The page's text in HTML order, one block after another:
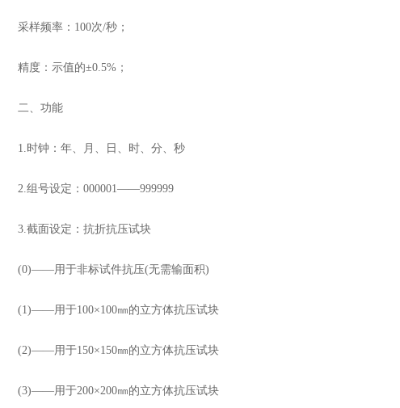
采样频率：100次/秒；
精度：示值的±0.5%；
二、功能
1.时钟：年、月、日、时、分、秒
2.组号设定：000001——999999
3.截面设定：抗折抗压试块
(0)——用于非标试件抗压(无需输面积)
(1)——用于100×100㎜的立方体抗压试块
(2)——用于150×150㎜的立方体抗压试块
(3)——用于200×200㎜的立方体抗压试块